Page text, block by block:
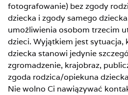
fotografowanie) bez zgody
dziecka i zgody samego
umożliwienia osobom trzecim
dzieci. Wyjątkiem jest sytuacja,
dziecka stanowi jedynie
zgromadzenie, krajobraz,
zgoda rodzica/opiekuna
Nie wolno Ci nawiązywać